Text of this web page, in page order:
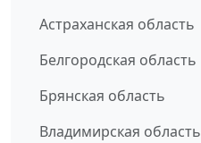
Астраханская область
Белгородская область
Брянская область
Владимирская область